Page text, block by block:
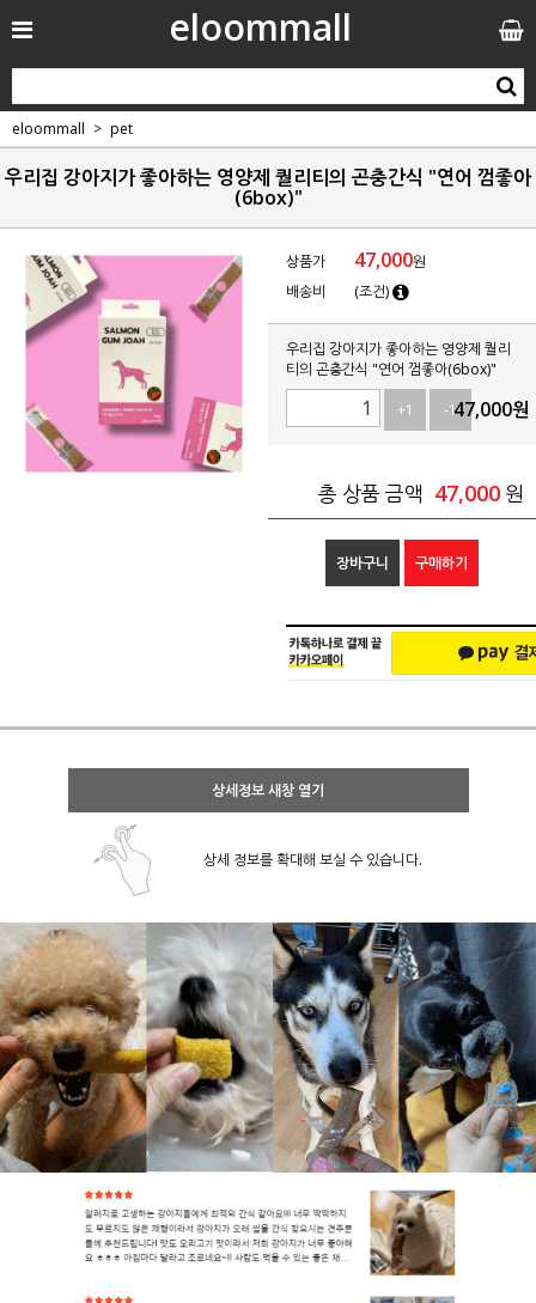
eloommall
eloommall pet
우리집 강아지가 좋아하는 영양제 퀄리티의 곤충간식 "연어 껌좋아
(6box)"
상품가 47,000원
배송비
(조건)
우리집 강아지가 좋아하는 영양제 퀄리
티의 곤충간식 "연어 껌좋아(6box)"
+1
-147,000원
총 상품 금액 47,000 원
장바구니 구매하기
상세정보 새창 열기
상세 정보를 확대해 보실 수 있습니다.